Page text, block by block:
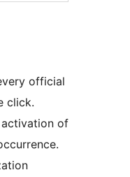
official
click.
activation of